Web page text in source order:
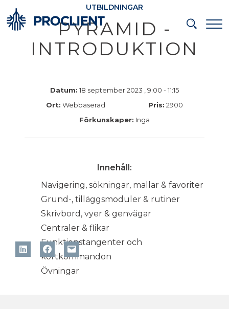
UTBILDNINGAR
PYRAMID -
INTRODUKTION
Datum: 18 september 2023 , 9:00 - 11:15
Ort: Webbaserad Pris: 2900
Förkunskaper: Inga
Innehåll:
Navigering, sökningar, mallar & favoriter
Grund-, tilläggsmoduler & rutiner
Skrivbord, vyer & genvägar
Centraler & flikar
Funktionstangenter och
kortkommandon
Övningar